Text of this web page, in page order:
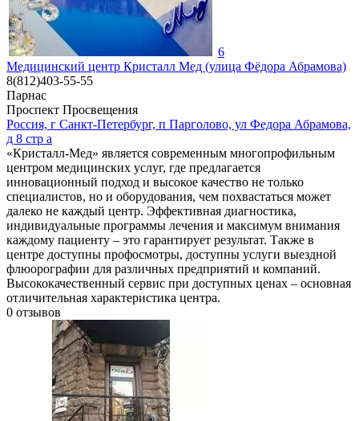
6
Медицинский центр Кристалл Мед (улица Фёдора Абрамова)
8(812)403-55-55
Парнас
Проспект Просвещения
Россия, г Санкт-Петербург, п Парголово, ул Федора Абрамова,
д 8 стр а
«Кристалл-Мед» является современным многопрофильным
центром медицинских услуг, где предлагается
инновационный подход и высокое качество не только
специалистов, но и оборудования, чем похвастаться может
далеко не каждый центр. Эффективная диагностика,
индивидуальные программы лечения и максимум внимания
каждому пациенту – это гарантирует результат. Также в
центре доступны профосмотры, доступны услуги выездной
флюорографии для различных предприятий и компаний.
Высококачественный сервис при доступных ценах – основная
отличительная характеристика центра.
0 отзывов